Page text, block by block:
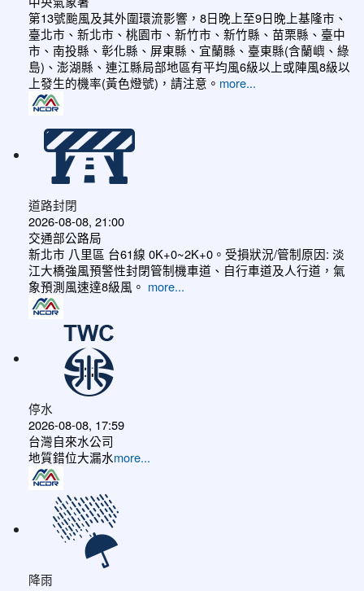
第13號颱風及其外圍環流影響，8日晚上至9日晚上基隆市、
臺北市、新北市、桃園市、新竹市、新竹縣、苗栗縣、臺中
市、南投縣、彰化縣、屏東縣、宜蘭縣、臺東縣(含蘭嶼、綠
島)、澎湖縣、連江縣局部地區有平均風6級以上或陣風8級以
上發生的機率(黃色燈號)，請注意。 more...
道路封閉
2026-08-08, 21:00
交通部公路局
新北市 八里區 台61線 0K+0~2K+0。受損狀況/管制原因: 淡
江大橋強風預警性封閉管制機車道、自行車道及人行道，氣
象預測風速達8級風。 more...
停水
2026-08-08, 17:59
台灣自來水公司
地質錯位大漏水more...
降雨